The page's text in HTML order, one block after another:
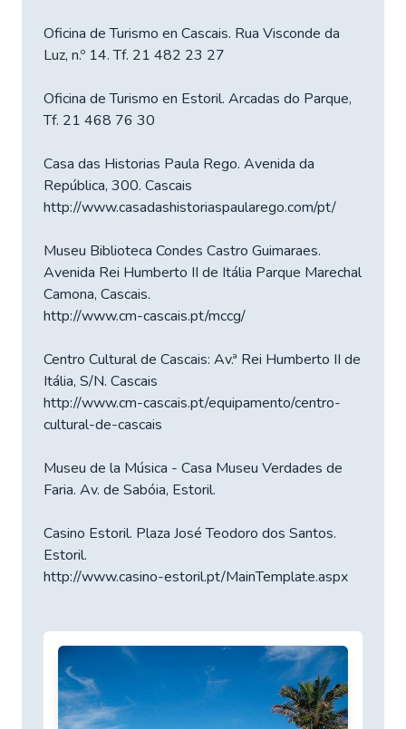
Oficina de Turismo en Cascais. Rua Visconde da
Luz, n.º 14. Tf. 21 482 23 27
Oficina de Turismo en Estoril. Arcadas do Parque,
Tf. 21 468 76 30
Casa das Historias Paula Rego. Avenida da
República, 300. Cascais
http://www.casadashistoriaspaularego.com/pt/
Museu Biblioteca Condes Castro Guimaraes.
Avenida Rei Humberto II de Itália Parque Marechal
Camona, Cascais.
http://www.cm-cascais.pt/mccg/
Centro Cultural de Cascais: Av.ª Rei Humberto II de
Itália, S/N. Cascais
http://www.cm-cascais.pt/equipamento/centro-
cultural-de-cascais
Museu de la Música - Casa Museu Verdades de
Faria. Av. de Sabóia, Estoril.
Casino Estoril. Plaza José Teodoro dos Santos.
Estoril.
http://www.casino-estoril.pt/MainTemplate.aspx